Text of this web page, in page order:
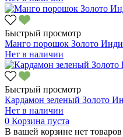
Быстрый просмотр
Манго порошок Золото
Нет в наличии
Быстрый просмотр
Кардамон зеленый Золото
Нет в наличии
0 Корзина пуста
В вашей корзине нет товаров